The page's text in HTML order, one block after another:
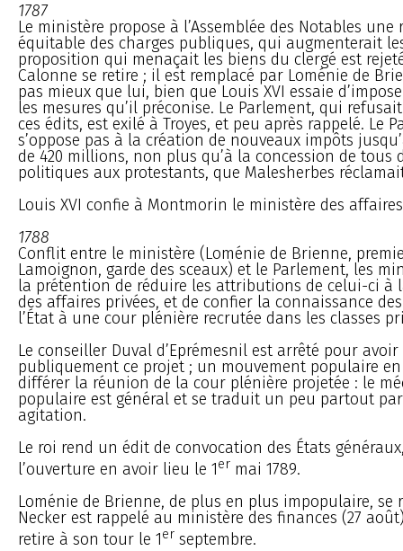
1787
Le ministère propose à l’Assemblée des Notables
équitable des charges publiques, qui augmenterait
proposition qui menaçait les biens du clergé est
Calonne se retire ; il est remplacé par Loménie de
pas mieux que lui, bien que Louis XVI essaie
les mesures qu’il préconise. Le Parlement, qui
ces édits, est exilé à Troyes, et peu après rappelé. Le
s’oppose pas à la création de nouveaux impôts
de 420 millions, non plus qu’à la concession de tous
politiques aux protestants, que Malesherbes
Louis XVI confie à Montmorin le ministère des
1788
Conflit entre le ministère (Loménie de Brienne,
Lamoignon, garde des sceaux) et le Parlement, les
la prétention de réduire les attributions de celui-ci à
des affaires privées, et de confier la connaissance
l’État à une cour plénière recrutée dans les classes
Le conseiller Duval d’Eprémesnil est arrêté pour
publiquement ce projet ; un mouvement populaire
différer la réunion de la cour plénière projetée : le
populaire est général et se traduit un peu partout
agitation.
Le roi rend un édit de convocation des États
l’ouverture en avoir lieu le 1er mai 1789.
Loménie de Brienne, de plus en plus impopulaire, se
Necker est rappelé au ministère des finances (27
retire à son tour le 1er septembre.